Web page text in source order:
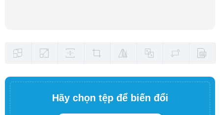
Hãy chọn tệp để biến đổi